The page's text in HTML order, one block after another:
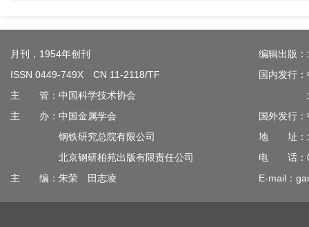
月刊，1954年创刊
ISSN 0449-749X CN 11-2118/TF
主 管：中国科学技术协会
主 办：中国金属学会
钢铁研究总院有限公司
北京钢研柏苑出版有限责任公司
主 编：朱荣 田志凌
编辑出版
国内发行
北京钢
国外发行
地 址：北
电 话：
E-mail：